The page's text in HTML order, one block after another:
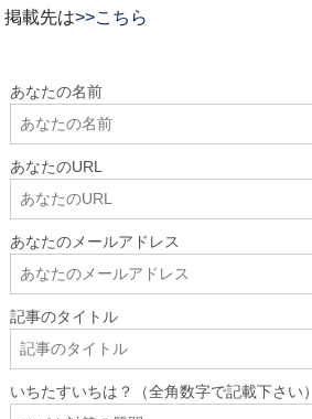
掲載先は>>こちら
あなたの名前
あなたのURL
あなたのメールアドレス
記事のタイトル
いちたすいちは？（全角数字で記載下さい）